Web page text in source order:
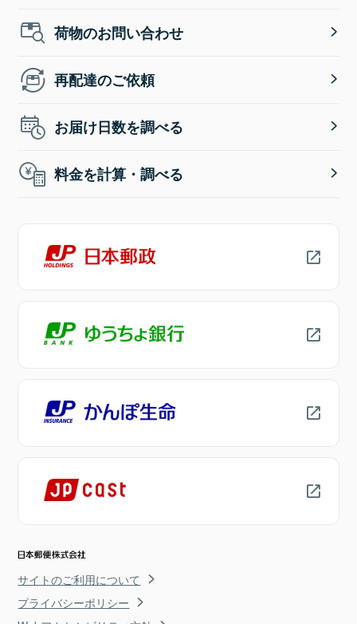
荷物のお問い合わせ
再配達のご依頼
お届け日数を調べる
料金を計算・調べる
サイトのご利用について
プライバシーポリシー